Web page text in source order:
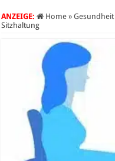
ANZEIGE: Home » Gesundheit
Sitzhaltung